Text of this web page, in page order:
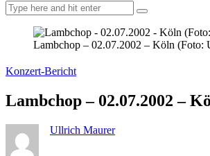
Lambchop – 02.07.2002 – Köln (Foto:
Konzert-Bericht
Lambchop – 02.07.2002 –
Ullrich Maurer